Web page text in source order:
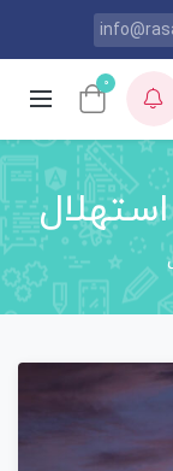
0